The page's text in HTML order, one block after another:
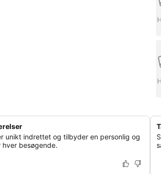
unikt indrettet og tilbyder en personlig og
hver besøgende.